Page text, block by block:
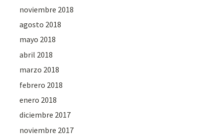
noviembre 2018
agosto 2018
mayo 2018
abril 2018
marzo 2018
febrero 2018
enero 2018
diciembre 2017
noviembre 2017